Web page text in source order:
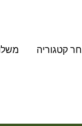
קטגוריה